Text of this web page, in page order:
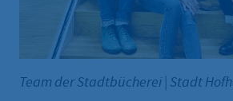
Team der Stadtbücherei Stadt